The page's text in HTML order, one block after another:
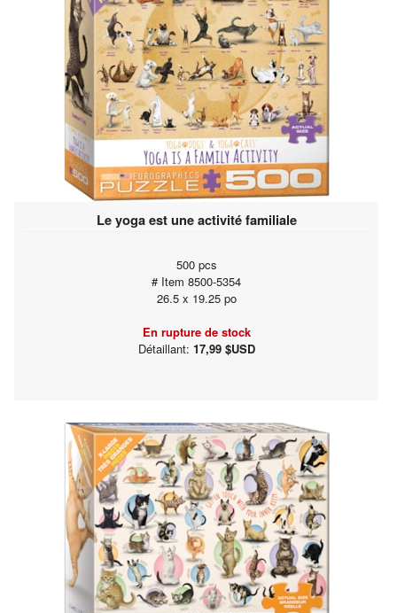
Le yoga est une activité familiale
500 pcs
# Item 8500-5354
26.5 x 19.25 po
En rupture de stock
Détaillant: 17,99 $USD